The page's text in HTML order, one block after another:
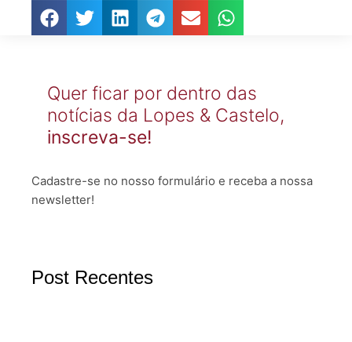
Quer ficar por dentro das
notícias da Lopes & Castelo,
inscreva-se!
Cadastre-se no nosso formulário e receba a nossa
newsletter!
Post Recentes